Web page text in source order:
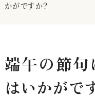
かがですか？
端午の節
はいかがで